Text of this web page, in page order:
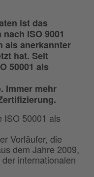
ist das
ISO 9001
als anerkannter
hat. Seit
50001 als
Immer mehr
ISO 50001 als
Vorläufer, die
dem Jahre 2009,
internationalen